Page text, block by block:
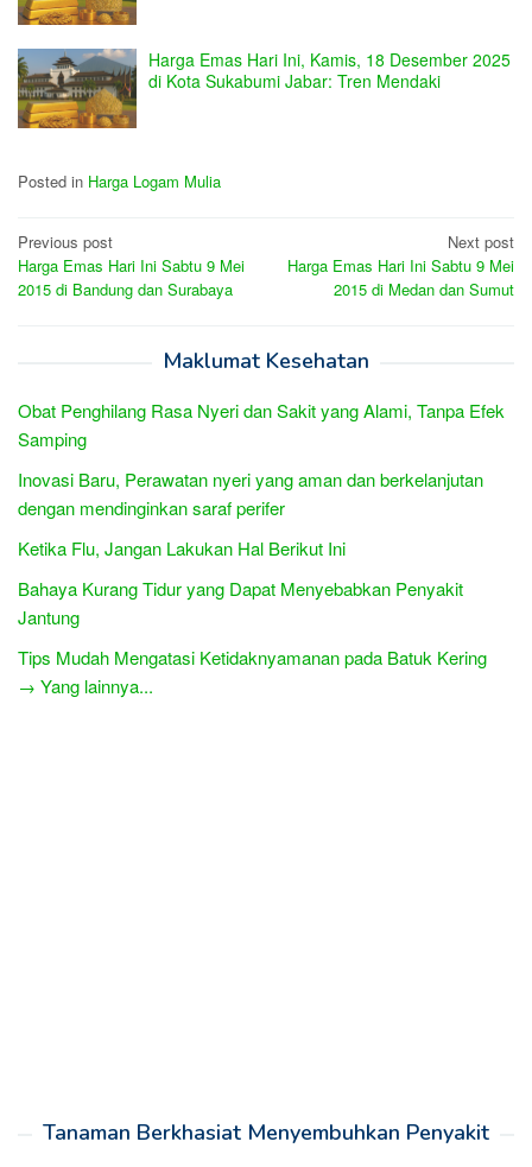
Harga Emas Hari Ini, Kamis, 18 Desember 2025
di Kota Sukabumi Jabar: Tren Mendaki
Posted in Harga Logam Mulia
Post
navigation
Previous post
Harga Emas Hari Ini Sabtu 9 Mei
2015 di Bandung dan Surabaya
Next post
Harga Emas Hari Ini Sabtu 9 Mei
2015 di Medan dan Sumut
Maklumat Kesehatan
Obat Penghilang Rasa Nyeri dan Sakit yang Alami, Tanpa Efek
Samping
Inovasi Baru, Perawatan nyeri yang aman dan berkelanjutan
dengan mendinginkan saraf perifer
Ketika Flu, Jangan Lakukan Hal Berikut Ini
Bahaya Kurang Tidur yang Dapat Menyebabkan Penyakit
Jantung
Tips Mudah Mengatasi Ketidaknyamanan pada Batuk Kering
→ Yang lainnya...
Tanaman Berkhasiat Menyembuhkan Penyakit